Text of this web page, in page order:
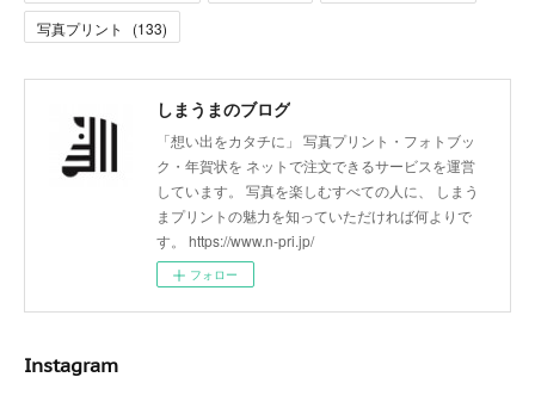
写真プリント
(133)
しまうまのブログ
「想い出をカタチに」 写真プリント・フォトブッ
ク・年賀状を ネットで注文できるサービスを運営
しています。 写真を楽しむすべての人に、 しまう
まプリントの魅力を知っていただければ何よりで
す。 https://www.n-pri.jp/
フォロー
Instagram